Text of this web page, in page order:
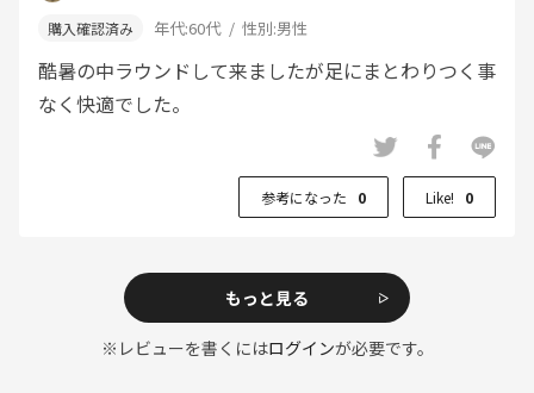
年代:60代 性別:男性
酷暑の中ラウンドして来ましたが足にまとわりつく事
なく快適でした。
参考になった 0 Like! 0
もっと見る
※レビューを書くにはログインが必要です。